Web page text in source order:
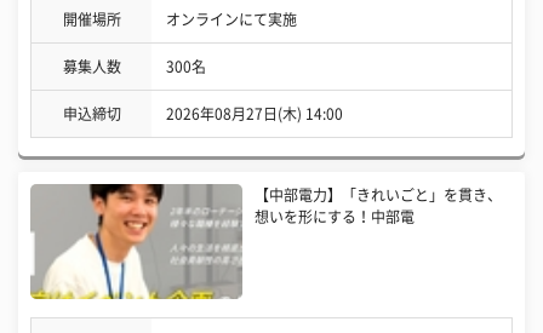
開催場所 オンラインにて実施
募集人数 300名
申込締切 2026年08月27日(木) 14:00
【中部電力】「きれいごと」を貫き、
想いを形にする！中部電